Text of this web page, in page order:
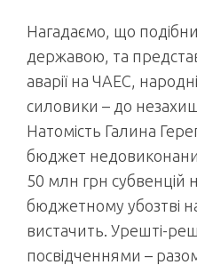
Нагадаємо, що
державою, та
аварії на ЧАЕС,
силовики – до
Натомість Галина
бюджет
50 млн грн субвенцій
бюджетному убозтві
вистачить. Урешті-
посвідченнями –